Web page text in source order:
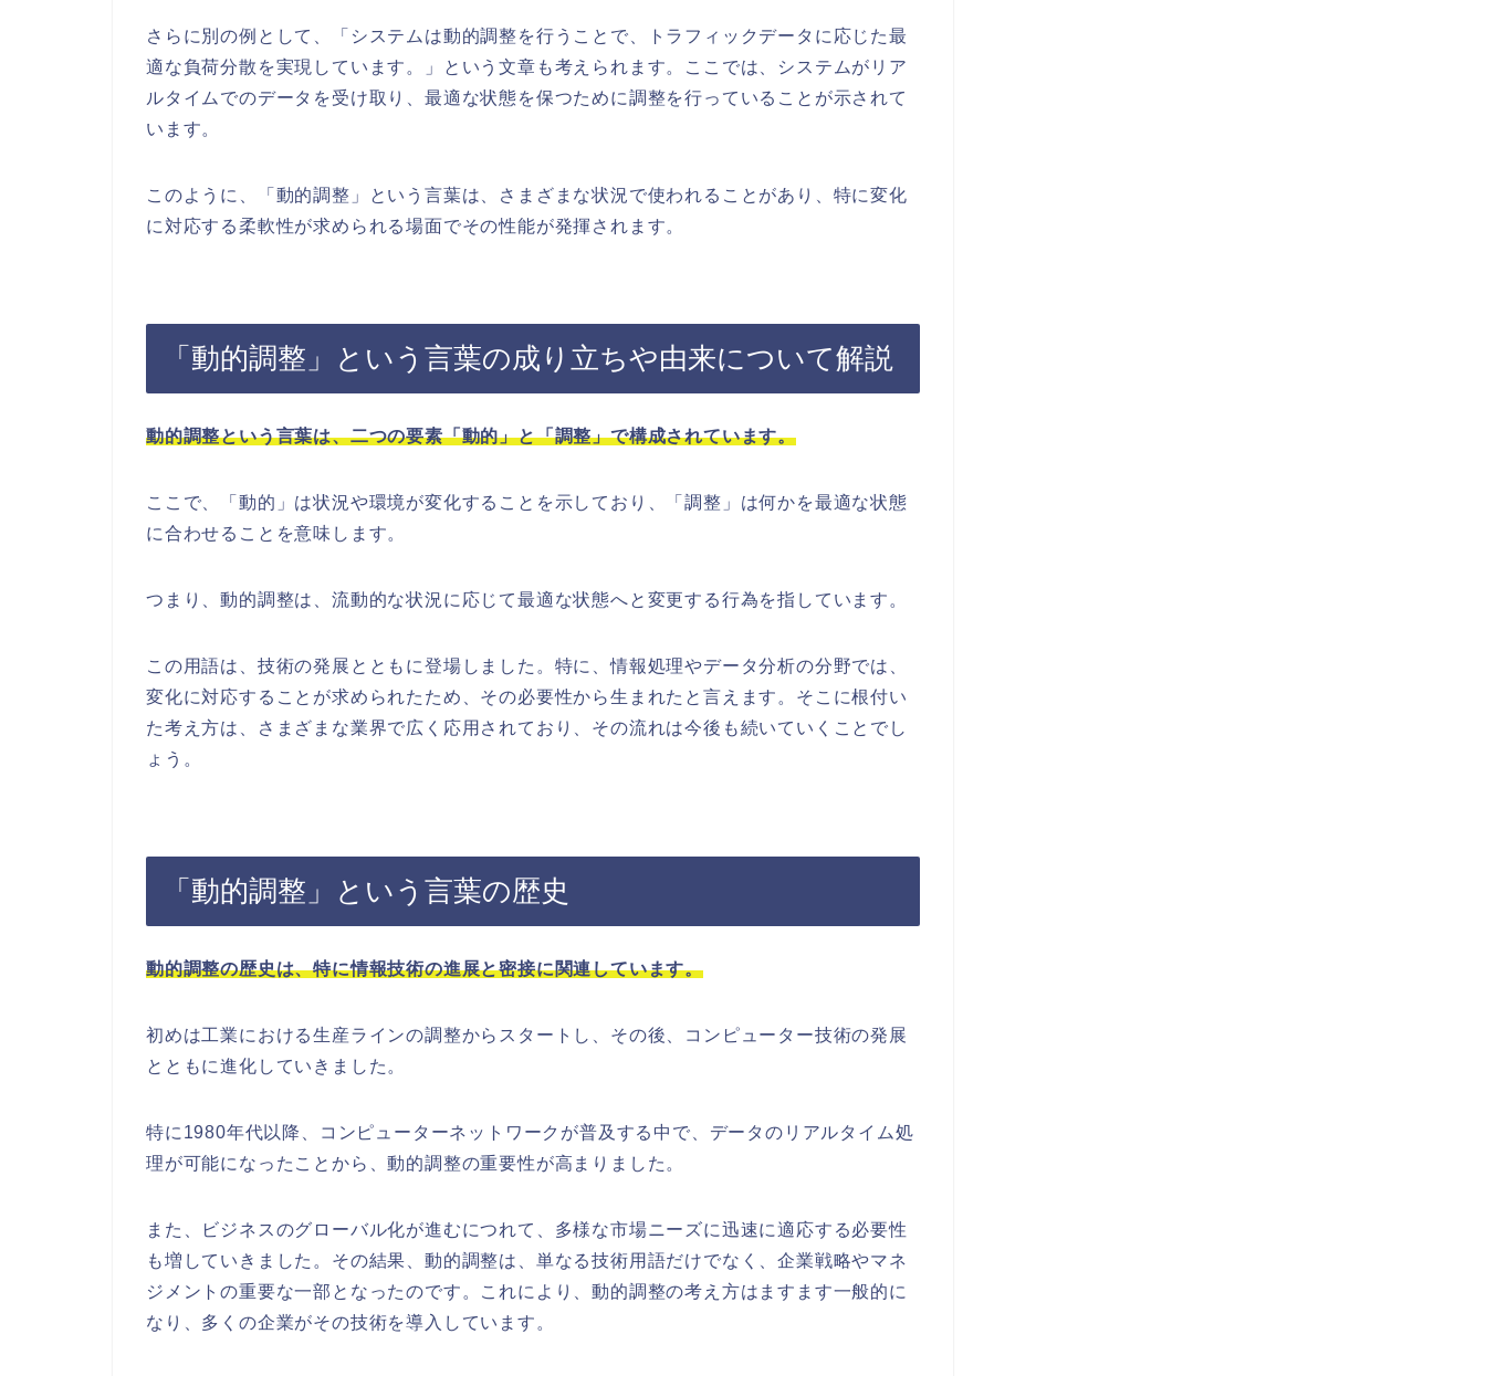
さらに別の例として、「システムは動的調整を行うことで、トラフィックデータに応じた最
適な負荷分散を実現しています。」という文章も考えられます。ここでは、システムがリア
ルタイムでのデータを受け取り、最適な状態を保つために調整を行っていることが示されて
います。
このように、「動的調整」という言葉は、さまざまな状況で使われることがあり、特に変化
に対応する柔軟性が求められる場面でその性能が発揮されます。
「動的調整」という言葉の成り立ちや由来について解説
動的調整という言葉は、二つの要素「動的」と「調整」で構成されています。
ここで、「動的」は状況や環境が変化することを示しており、「調整」は何かを最適な状態
に合わせることを意味します。
つまり、動的調整は、流動的な状況に応じて最適な状態へと変更する行為を指しています。
この用語は、技術の発展とともに登場しました。特に、情報処理やデータ分析の分野では、
変化に対応することが求められたため、その必要性から生まれたと言えます。そこに根付い
た考え方は、さまざまな業界で広く応用されており、その流れは今後も続いていくことでし
ょう。
「動的調整」という言葉の歴史
動的調整の歴史は、特に情報技術の進展と密接に関連しています。
初めは工業における生産ラインの調整からスタートし、その後、コンピューター技術の発展
とともに進化していきました。
特に1980年代以降、コンピューターネットワークが普及する中で、データのリアルタイム処
理が可能になったことから、動的調整の重要性が高まりました。
また、ビジネスのグローバル化が進むにつれて、多様な市場ニーズに迅速に適応する必要性
も増していきました。その結果、動的調整は、単なる技術用語だけでなく、企業戦略やマネ
ジメントの重要な一部となったのです。これにより、動的調整の考え方はますます一般的に
なり、多くの企業がその技術を導入しています。